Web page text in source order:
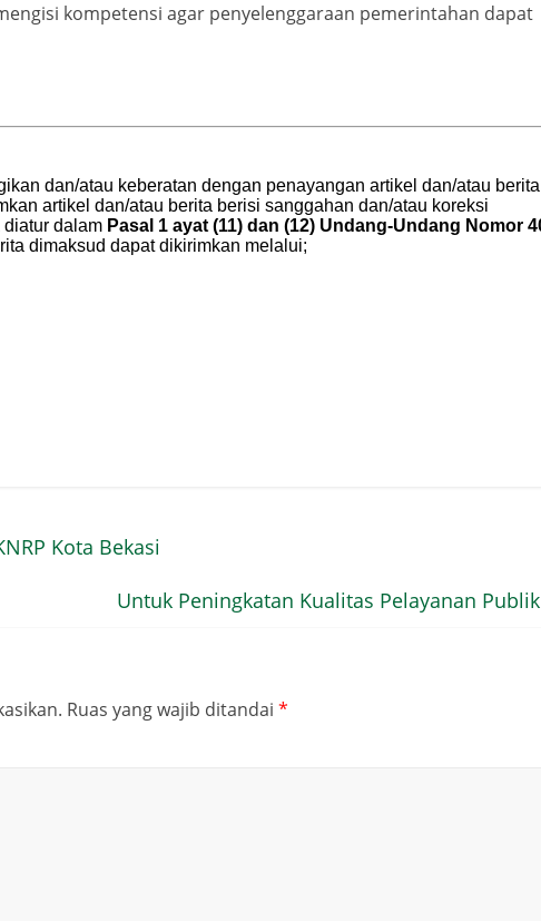
kompetensi agar penyelenggaraan pemerintahan dapat
Kota Bekasi
Untuk Peningkatan Kualitas Pelayanan Publik
Ruas yang wajib ditandai *